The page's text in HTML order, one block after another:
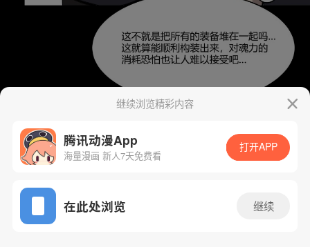
App免费看
继续浏览精彩内容
腾讯动漫App
海量漫画 新人7天免费看
打开APP
在此处浏览 继续